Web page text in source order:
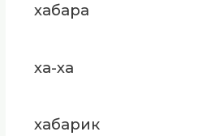
хабара
ха-ха
хабарик